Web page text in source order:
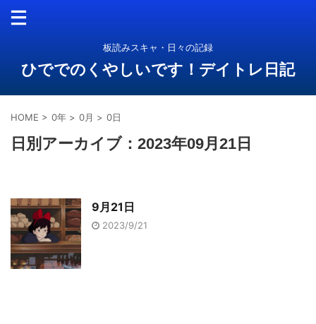
板読みスキャ・日々の記録
ひででのくやしいです！デイトレ日記
HOME > 0年 > 0月 > 0日
日別アーカイブ：2023年09月21日
9月21日
2023/9/21